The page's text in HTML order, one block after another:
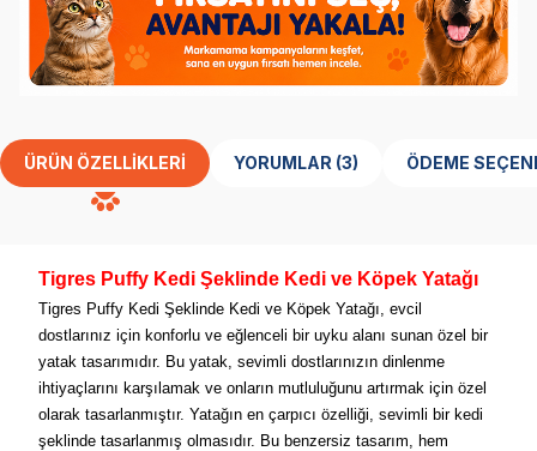
ÜRÜN ÖZELLIKLERI YORUMLAR (3) ÖDEME
Tigres Puffy Kedi Şeklinde Kedi ve Köpek Yatağı
Tigres Puffy Kedi Şeklinde Kedi ve Köpek Yatağı, evcil
dostlarınız için konforlu ve eğlenceli bir uyku alanı sunan özel bir
yatak tasarımıdır. Bu yatak, sevimli dostlarınızın dinlenme
ihtiyaçlarını karşılamak ve onların mutluluğunu artırmak için özel
olarak tasarlanmıştır. Yatağın en çarpıcı özelliği, sevimli bir kedi
şeklinde tasarlanmış olmasıdır. Bu benzersiz tasarım, hem